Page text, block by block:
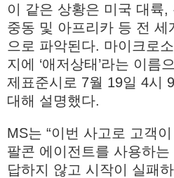
이 같은 상황은 미국 대륙,
중동 및 아프리카 등 전 세
으로 파악된다. 마이크로
지에 ‘애저상태’라는 이름
제표준시로 7월 19일 4시
대해 설명했다.
MS는 “이번 사고로 고객
팔콘 에이전트를 사용하
답하지 않고 시작이 실패